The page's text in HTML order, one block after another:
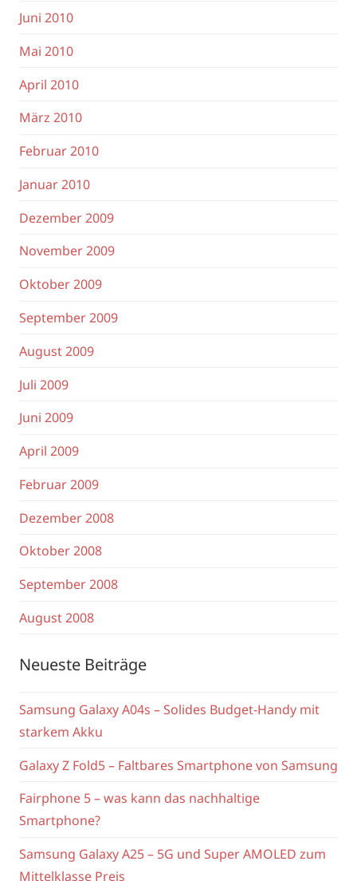
Juni 2010
Mai 2010
April 2010
März 2010
Februar 2010
Januar 2010
Dezember 2009
November 2009
Oktober 2009
September 2009
August 2009
Juli 2009
Juni 2009
April 2009
Februar 2009
Dezember 2008
Oktober 2008
September 2008
August 2008
Neueste Beiträge
Samsung Galaxy A04s – Solides Budget-Handy mit
starkem Akku
Galaxy Z Fold5 – Faltbares Smartphone von Samsung
Fairphone 5 – was kann das nachhaltige
Smartphone?
Samsung Galaxy A25 – 5G und Super AMOLED zum
Mittelklasse Preis